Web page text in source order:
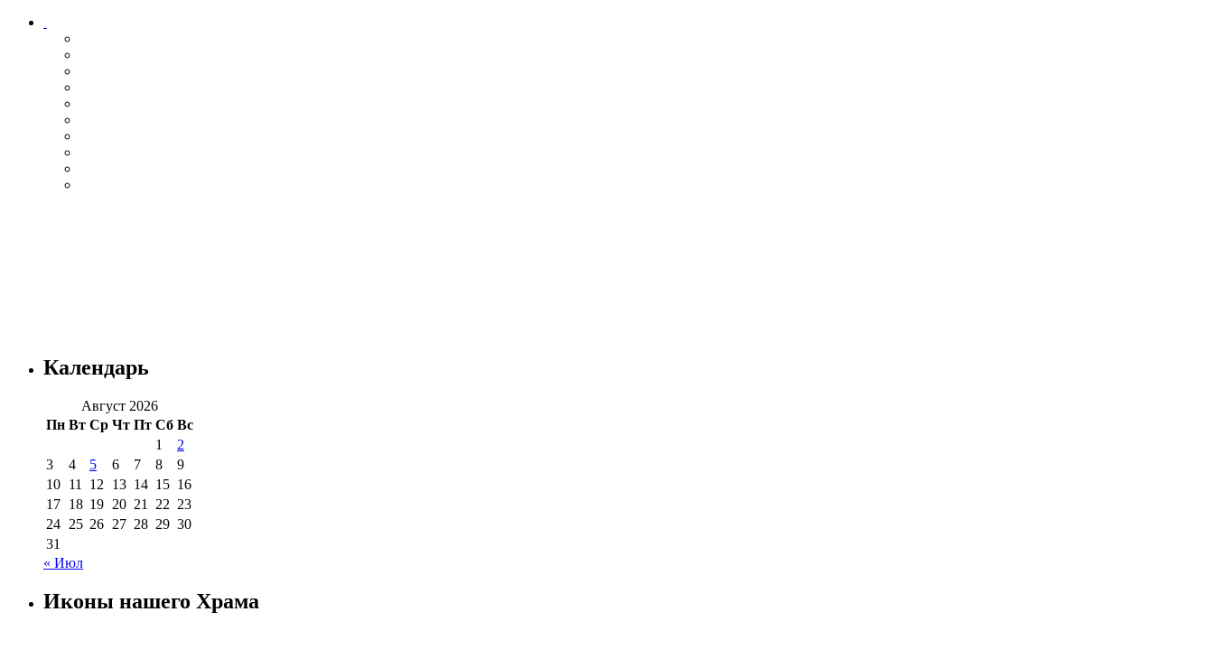
Календарь
Август 2026
Пн Вт Ср Чт Пт Сб Вс
1
2
3
4 5 6 7 8
9
10 11 12 13 14 15 16
17 18 19 20 21 22 23
24 25 26 27 28 29 30
31
« Июл
Иконы нашего Храма